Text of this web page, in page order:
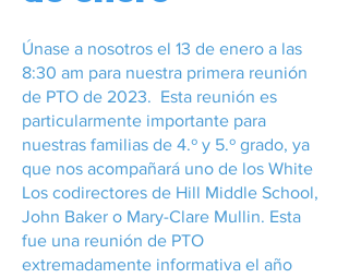
Únase a nosotros el 13 de enero a las
8:30 am para nuestra primera reunión
de PTO de 2023. Esta reunión es
particularmente importante para
nuestras familias de 4.º y 5.º grado, ya
que nos acompañará uno de los White
Los codirectores de Hill Middle School,
John Baker o Mary-Clare Mullin. Esta
fue una reunión de PTO
extremadamente informativa el año